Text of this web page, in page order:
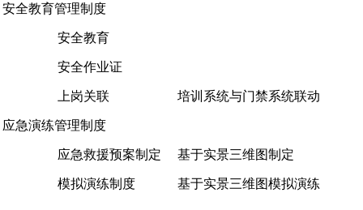
安全教育管理制度
安全教育
安全作业证
上岗关联 培训系统与门禁系统联动
应急演练管理制度
应急救援预案制定 基于实景三维图制定
模拟演练制度 基于实景三维图模拟演练